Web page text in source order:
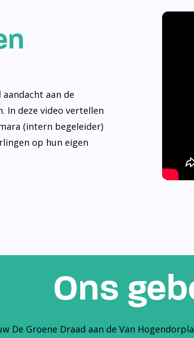
aan de
In deze video vertellen
(intern begeleider)
op hun eigen
Ons
De Groene Draad aan de Van